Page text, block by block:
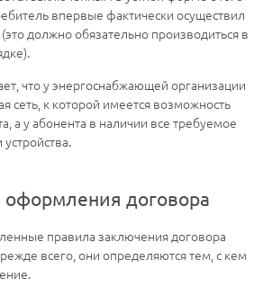
впервые фактически осуществил
должно обязательно производиться в
что у энергоснабжающей организации
сеть, к которой имеется возможность
а у абонента в наличии все требуемое
оформления договора
правила заключения договора
всего, они определяются тем, с кем